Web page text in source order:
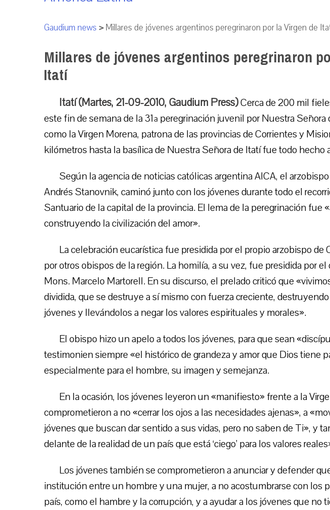
Gaudium news >Millares de jóvenes argentinos peregrinaron por la Virgen de
Millares de jóvenes argentinos peregrinaron
Itatí
Itatí (Martes, 21-09-2010, Gaudium Press)Cerca de 200 mil
este fin de semana de la 31ª peregrinación juvenil por Nuestra
como la Virgen Morena, patrona de las provincias de Corrientes y
kilómetros hasta la basílica de Nuestra Señora de Itatí fue todo hecho
Según la agencia de noticias católicas argentina AICA, el
Andrés Stanovnik, caminó junto con los jóvenes durante todo el
Santuario de la capital de la provincia. El lema de la peregrinación fue
construyendo la civilización del amor».
La celebración eucarística fue presidida por el propio arzobispo de
por otros obispos de la región. La homilía, a su vez, fue presidida por
Mons. Marcelo Martorell. En su discurso, el prelado criticó que
dividida, que se destruye a sí mismo con fuerza creciente,
jóvenes y llevándolos a negar los valores espirituales y morales».
El obispo hizo un apelo a todos los jóvenes, para que sean
testimonien siempre «el histórico de grandeza y amor que Dios tiene
especialmente para el hombre, su imagen y semejanza.
En la ocasión, los jóvenes leyeron un «manifiesto» frente a la
comprometieron a no «cerrar los ojos a las necesidades ajenas», a
jóvenes que buscan dar sentido a sus vidas, pero no saben de Ti», y
delante de la realidad de un país que está ‘ciego’ para los valores
Los jóvenes también se comprometieron a anunciar y defender
institución entre un hombre y una mujer, a no acostumbrarse con los
país, como el hambre y la corrupción, y a ayudar a los jóvenes que no